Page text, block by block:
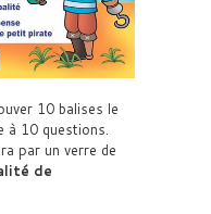
10 balises le
à 10 questions.
par un verre de
de